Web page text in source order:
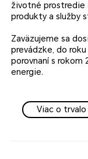
životné prostredie
produkty a služby
Zaväzujeme sa
prevádzke, do
porovnaní s rokom
energie.